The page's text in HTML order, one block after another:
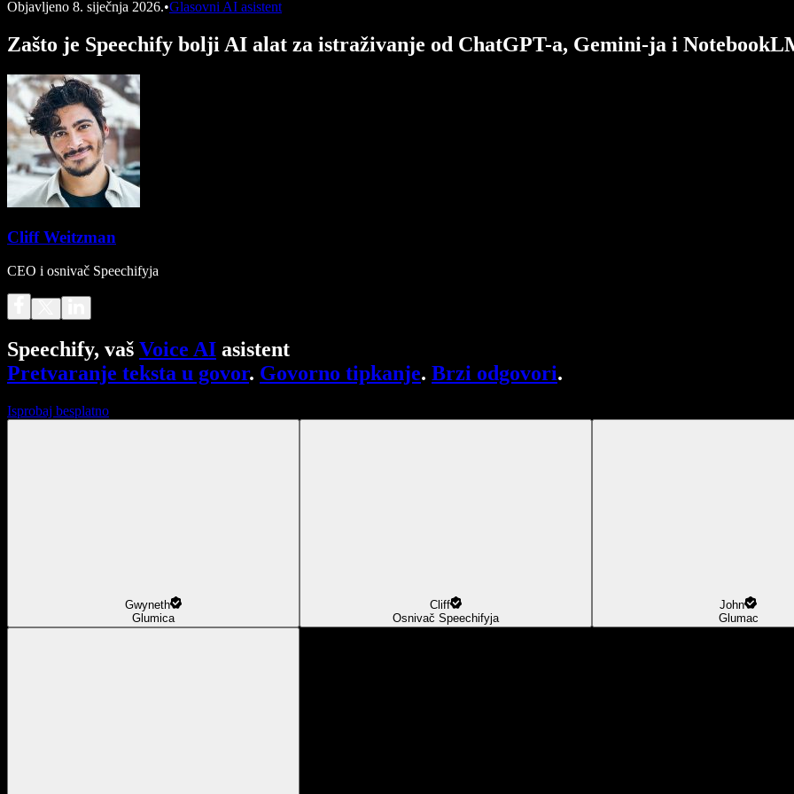
Objavljeno 8. siječnja 2026.•Glasovni AI asistent
Zašto je Speechify bolji AI alat za istraživanje od ChatGPT-a, Gemini-ja i
Cliff Weitzman
CEO i osnivač Speechifyja
Speechify, vaš Voice AI asistent
Pretvaranje teksta u govor. Govorno tipkanje. Brzi odgovori.
Isprobaj besplatno
Gwyneth
Glumica
Cliff
Osnivač Speechifyja
John
Glumac